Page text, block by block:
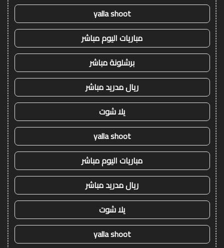
yalla shoot
مباريات اليوم مباشر
برشلونة مباشر
ريال مدريد مباشر
يلا شوت
yalla shoot
مباريات اليوم مباشر
ريال مدريد مباشر
يلا شوت
yalla shoot